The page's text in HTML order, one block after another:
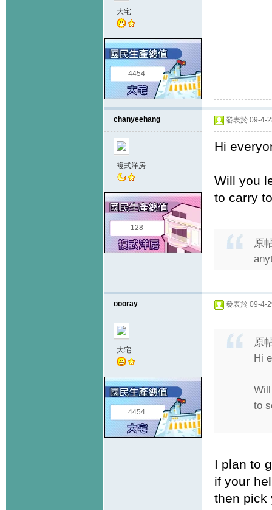
大宅
4454
chanyeehang
複式洋房
128
發表於 09-4-
Hi
Will you
to carry
原
oooray
大宅
4454
發表於 09-4-
原
Hi
to
I plan to
if your
then pick